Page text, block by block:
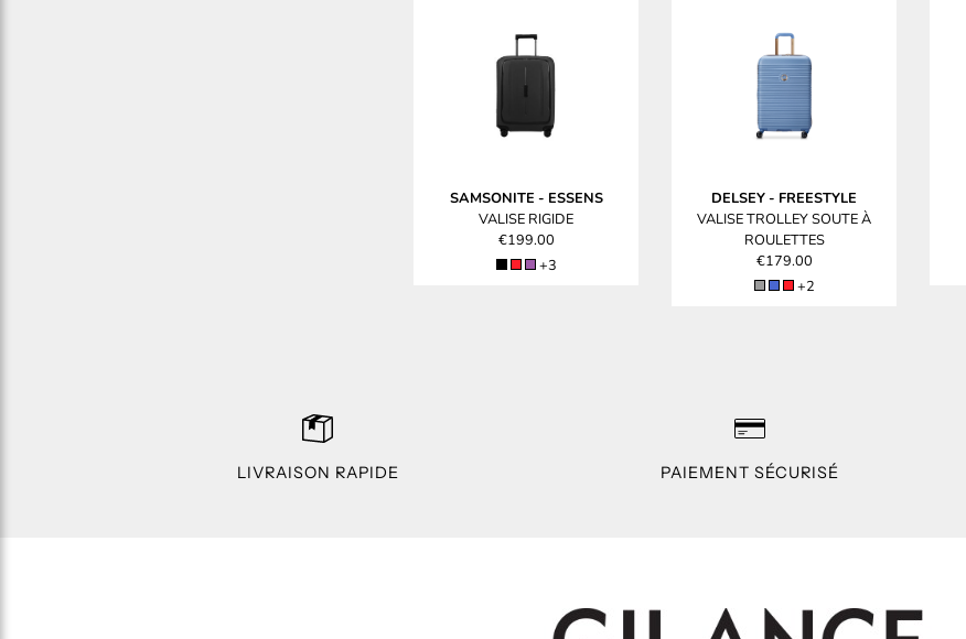
SAMSONITE - ESSENS
VALISE RIGIDE
€199.00
+3
DELSEY- FREESTYLE
VALISE TROLLEY SOUTE À
ROULETTES
€179.00
+2
LIVRAISON RAPIDE PAIEMENT SÉCURISÉ